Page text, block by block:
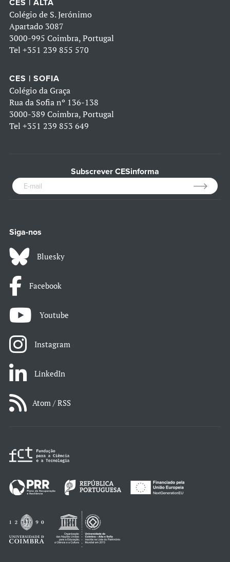
CES | ALTA
Colégio de S. Jerónimo
Apartado 3087
3000-995 Coimbra, Portugal
Tel +351 239 855 570
CES | SOFIA
Colégio da Graça
Rua da Sofia nº 136-138
3000-389 Coimbra, Portugal
Tel +351 239 853 649
Subscrever CESinforma
Siga-nos
Bluesky
Facebook
Youtube
Instagram
LinkedIn
Atom / RSS